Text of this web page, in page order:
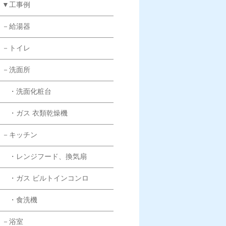
▼工事例
－給湯器
－トイレ
－洗面所
・洗面化粧台
・ガス 衣類乾燥機
－キッチン
・レンジフード、換気扇
・ガス ビルトインコンロ
・食洗機
－浴室